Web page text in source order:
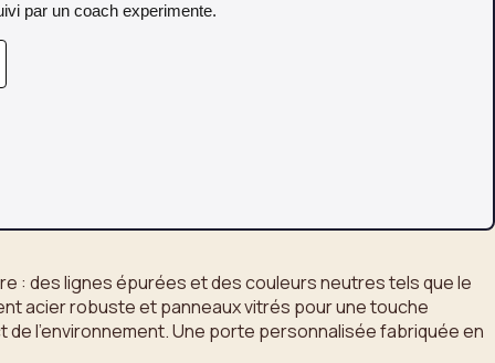
par un coach experimente.
: des lignes épurées et des couleurs neutres tels que le
acier robuste et panneaux vitrés pour une touche
l’environnement. Une porte personnalisée fabriquée en